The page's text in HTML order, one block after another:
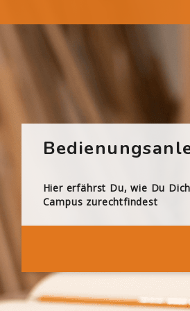
Hier erfährst Du, wie Du
Campus zurechtfindest